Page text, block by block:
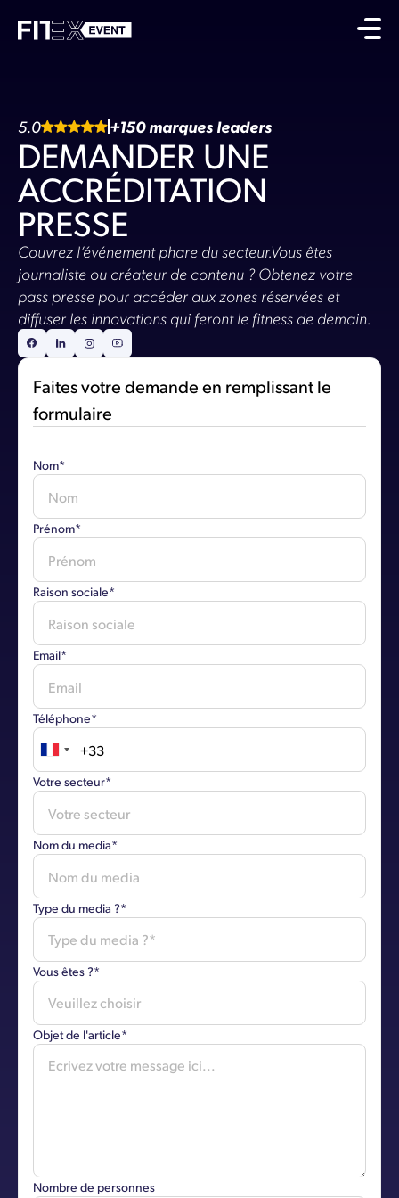
5.0 +150 marques leaders
DEMANDER UNE
ACCRÉDITATION
PRESSE
Couvrez l’événement phare du secteur.Vous êtes
journaliste ou créateur de contenu ? Obtenez votre
pass presse pour accéder aux zones réservées et
diffuser les innovations qui feront le fitness de demain.
Faites votre demande en remplissant le
formulaire
Nom*
Prénom*
Raison sociale*
Email*
Téléphone*
Votre secteur*
Nom du media*
Type du media ?*
Vous êtes ?*
Objet de l'article*
Nombre de personnes